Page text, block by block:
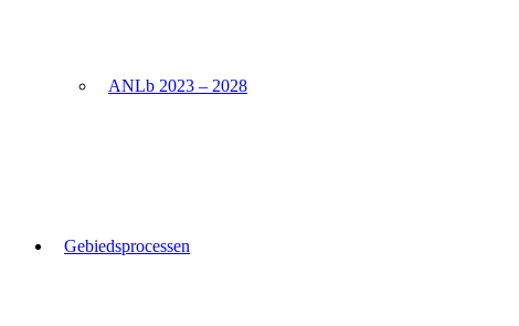
ANLb 2023 – 2028
Gebiedsprocessen